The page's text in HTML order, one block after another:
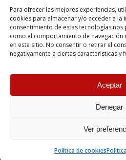
Para ofrecer las mejores experiencias,
cookies para almacenar y/o acceder a la
consentimiento de estas tecnologías
como el comportamiento de navegación
en este sitio. No consentir o retirar el
negativamente a ciertas características y
Aceptar
Denegar
Ver
Política de cookies
LEGAL
Política de
Política de
Esta empresa ha sido beneficiaria
internet, financiado por la Unión
© 2026 Guillermo Martínez | Todos